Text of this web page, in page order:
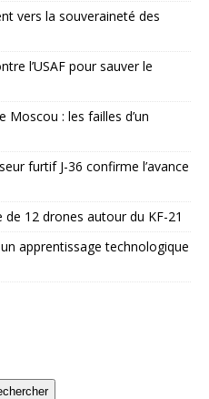
vers la souveraineté des
l’USAF pour sauver le
Moscou : les failles d’un
furtif J-36 confirme l’avance
12 drones autour du KF-21
apprentissage technologique